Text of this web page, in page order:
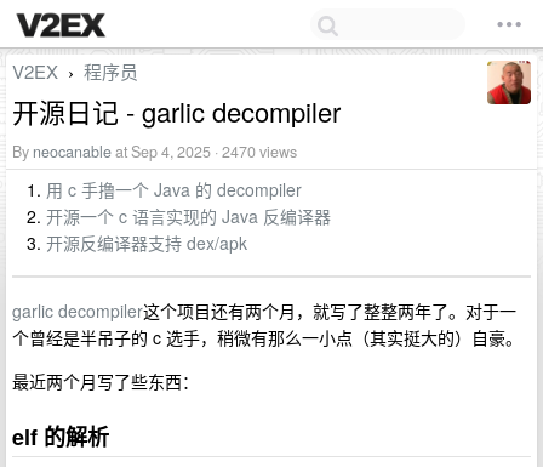
V2EX › 程序员
开源日记 - garlic decompiler
By neocanableat Sep 4, 2025 · 2470 views
用 c 手撸一个 Java 的 decompiler
开源一个 c 语言实现的 Java 反编译器
开源反编译器支持 dex/apk
garlic decompiler这个项目还有两个月，就写了整整两年了。对于一
个曾经是半吊子的 c 选手，稍微有那么一小点（其实挺大的）自豪。
最近两个月写了些东西：
elf 的解析